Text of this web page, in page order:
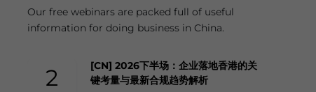
Our free webinars are packed full of useful
information for doing business in China.
2
[CN] 2026下半场：企业落地香港的关
键考量与最新合规趋势解析
news and updates for Asia!